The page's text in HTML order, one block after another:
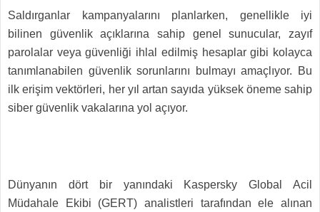
Saldırganlar kampanyalarını planlarken, genellikle iyi
bilinen güvenlik açıklarına sahip genel sunucular, zayıf
parolalar veya güvenliği ihlal edilmiş hesaplar gibi kolayca
tanımlanabilen güvenlik sorunlarını bulmayı amaçlıyor. Bu
ilk erişim vektörleri, her yıl artan sayıda yüksek öneme sahip
siber güvenlik vakalarına yol açıyor.
Dünyanın dört bir yanındaki Kaspersky Global Acil
Müdahale Ekibi (GERT) analistleri tarafından ele alınan